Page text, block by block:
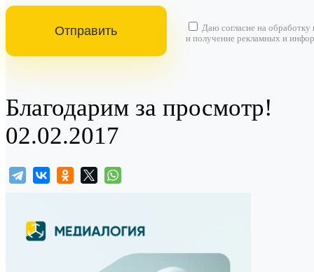
Даю согласие на обработку
и получение рекламных и
Благодарим за просмотр!
02.02.2017